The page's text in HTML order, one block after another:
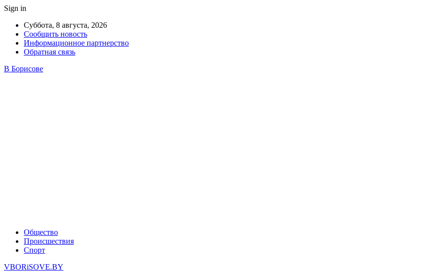
Sign in
Суббота, 8 августа, 2026
Сообщить новость
Информационное партнерство
Обратная связь
В Борисове
Общество
Происшествия
Спорт
VBORiSOVE.BY